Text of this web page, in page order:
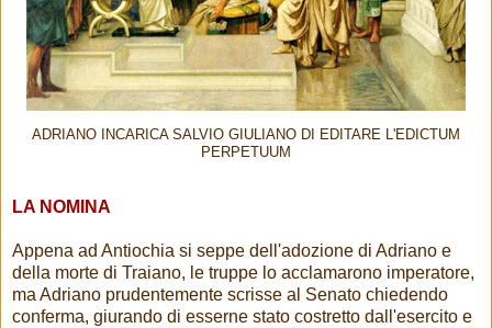
ADRIANO INCARICA SALVIO GIULIANO DI EDITARE L'EDICTUM
PERPETUUM
LA NOMINA
Appena ad Antiochia si seppe dell'adozione di Adriano e
della morte di Traiano, le truppe lo acclamarono imperatore,
ma Adriano prudentemente scrisse al Senato chiedendo
conferma, giurando di esserne stato costretto dall'esercito e